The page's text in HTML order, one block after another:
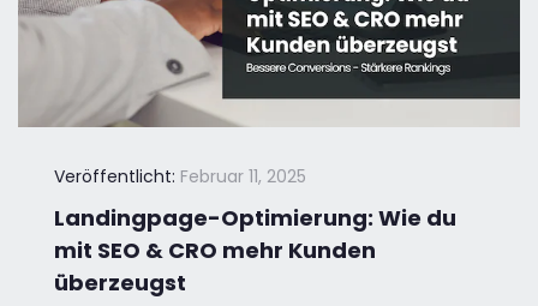
Veröffentlicht: Februar 11, 2025
Landingpage-Optimierung: Wie du
mit SEO & CRO mehr Kunden
überzeugst